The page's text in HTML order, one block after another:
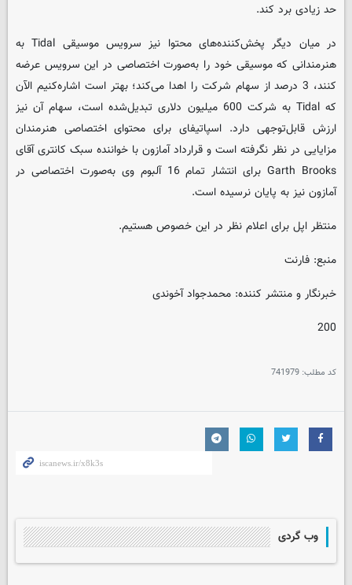
حد زیادی برد کند.
در میان دیگر پخش‌کننده‌های محتوا نیز سرویس موسیقی Tidal به
هنرمندانی که موسیقی خود را به‌صورت اختصاصی در این سرویس عرضه
کنند، 3 درصد از سهام شرکت را اهدا می‌کند؛ بهتر است اشاره‌کنیم الآن
که Tidal به شرکت 600 میلیون دلاری تبدیل‌شده است، سهام آن نیز
ارزش قابل‌توجهی دارد. اسپاتیفای برای محتوای اختصاصی هنرمندان
مزایایی در نظر نگرفته است و قرارداد آمازون با خواننده سبک کانتری آقای
Garth Brooks برای انتشار تمام 16 آلبوم وی به‌صورت اختصاصی در
آمازون نیز به پایان نرسیده است.
منتظر اپل برای اعلام نظر در این خصوص هستیم.
منبع: فارنت
خبرنگار و منتشر کننده: محمدجواد آخوندی
200
کد مطلب: 741979
وب گردی